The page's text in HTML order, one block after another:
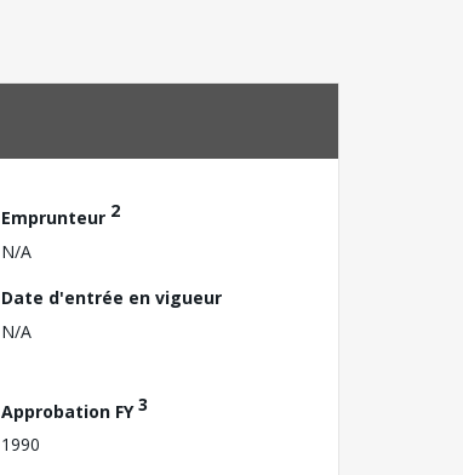
Emprunteur 2
N/A
Date d'entrée en vigueur
N/A
Approbation FY3
1990